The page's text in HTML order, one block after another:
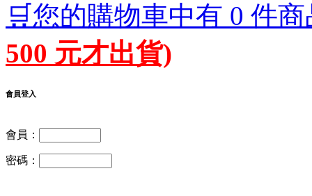
🛒您的購物車中有 0 件
500 元才出貨)
會員登入
會員：
密碼：